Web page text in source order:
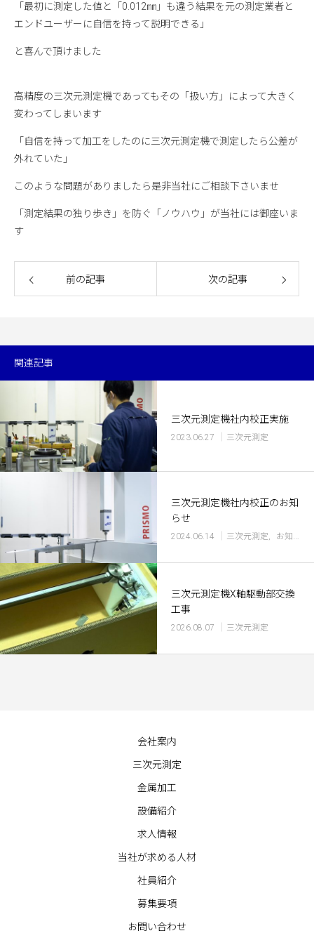
「最初に測定した値と「0.012㎜」も違う結果を元の測定業者と
エンドユーザーに自信を持って説明できる」
と喜んで頂けました
高精度の三次元測定機であってもその「扱い方」によって大きく
変わってしまいます
「自信を持って加工をしたのに三次元測定機で測定したら公差が
外れていた」
このような問題がありましたら是非当社にご相談下さいませ
「測定結果の独り歩き」を防ぐ「ノウハウ」が当社には御座いま
す
前の記事 次の記事
関連記事
三次元測定機社内校正実施
2023.06.27 三次元測定
三次元測定機社内校正のお知
らせ
2024.06.14 三次元測定 お知らせ
三次元測定機X軸駆動部交換
工事
2026.08.07 三次元測定
会社案内
三次元測定
金属加工
設備紹介
求人情報
当社が求める人材
社員紹介
募集要項
お問い合わせ